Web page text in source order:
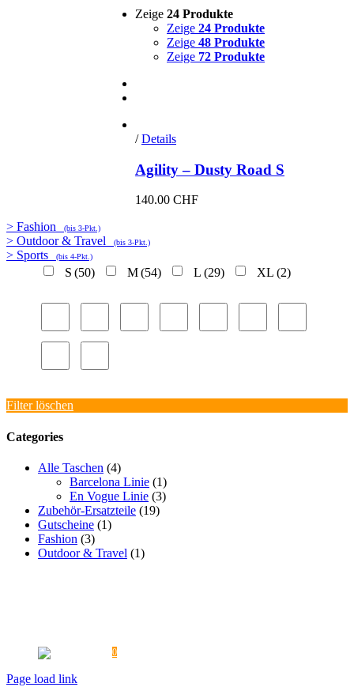
Zeige 24 Produkte
Zeige 24 Produkte
Zeige 48 Produkte
Zeige 72 Produkte
/ Details
Agility – Dusty Road S
140.00 CHF
> Fashion (bis 3-Pkt.)
> Outdoor & Travel (bis 3-Pkt.)
> Sports (bis 4-Pkt.)
S (50) M(54) L (29) XL (2)
Filter löschen
Categories
Alle Taschen (4)
Barcelona Linie (1)
En Vogue Linie (3)
Zubehör-Ersatzteile (19)
Gutscheine (1)
Fashion (3)
Outdoor & Travel (1)
0
Page load link